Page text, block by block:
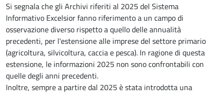
Si segnala che gli Archivi riferiti al 2025 del Sistema
Informativo Excelsior fanno riferimento a un campo di
osservazione diverso rispetto a quello delle annualità
precedenti, per l'estensione alle imprese del settore primario
(agricoltura, silvicoltura, caccia e pesca). In ragione di questa
estensione, le informazioni 2025 non sono confrontabili con
quelle degli anni precedenti.
Inoltre, sempre a partire dal 2025 è stata introdotta una